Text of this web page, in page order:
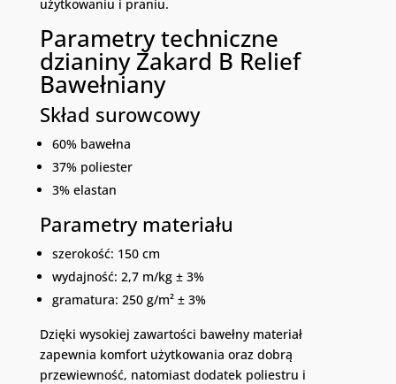
użytkowaniu i praniu.
Parametry techniczne
dzianiny Żakard B Relief
Bawełniany
Skład surowcowy
60% bawełna
37% poliester
3% elastan
Parametry materiału
szerokość: 150 cm
wydajność: 2,7 m/kg ± 3%
gramatura: 250 g/m² ± 3%
Dzięki wysokiej zawartości bawełny materiał
zapewnia komfort użytkowania oraz dobrą
przewiewność, natomiast dodatek poliestru i